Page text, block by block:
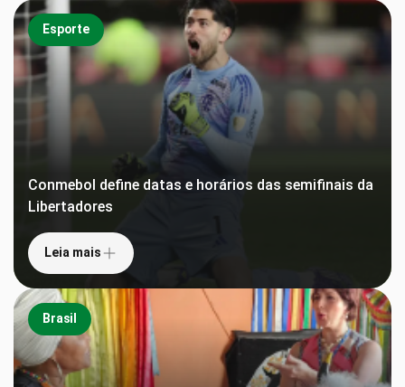
Esporte
Conmebol define datas e horários das semifinais da
Libertadores
Leia mais
Brasil